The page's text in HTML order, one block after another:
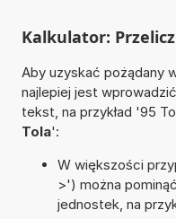
Kalkulator:
Aby uzyskać pożądany
najlepiej jest
tekst, na przykład '95
Tola':
W większości
>') można
jednostek, na